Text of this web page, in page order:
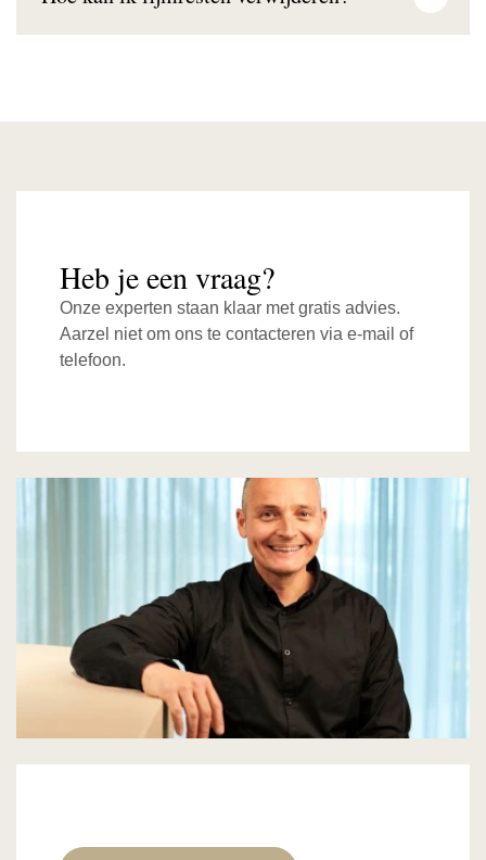
Heb je een vraag?
Onze experten staan klaar met gratis advies.
Aarzel niet om ons te contacteren via e-mail of
telefoon.